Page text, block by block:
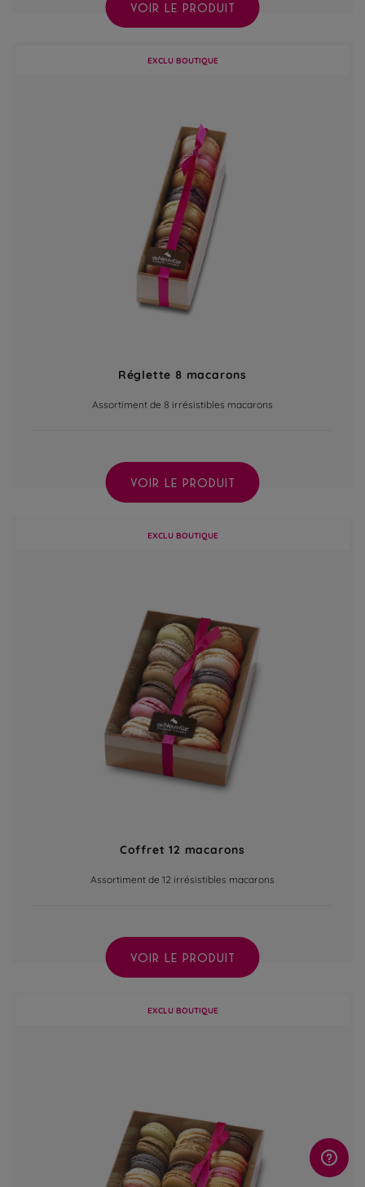
VOIR LE PRODUIT
EXCLU BOUTIQUE
Réglette 8 macarons
Assortiment de 8 irrésistibles macarons
VOIR LE PRODUIT
EXCLU BOUTIQUE
Coffret 12 macarons
Assortiment de 12 irrésistibles macarons
VOIR LE PRODUIT
EXCLU BOUTIQUE